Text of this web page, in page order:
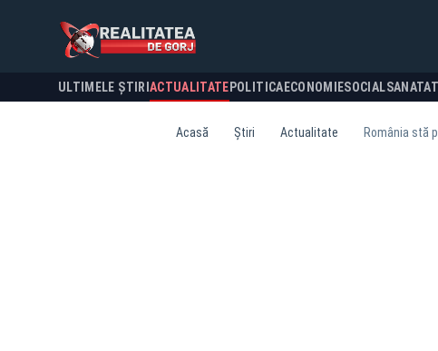
ULTIMELE ȘTIRI ACTUALITATE POLITICA ECONOMIESOCIAL
Acasă Știri Actualitate România stă